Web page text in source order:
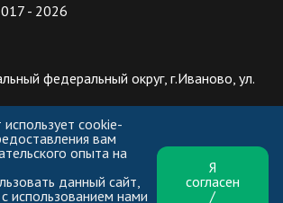
- 2026
федеральный округ, г.Иваново, ул.
(Приемная комиссия), +7 (4932) 32-62-
cookie-
вам
опыта на
данный сайт,
использованием нами
Я
согласен
/